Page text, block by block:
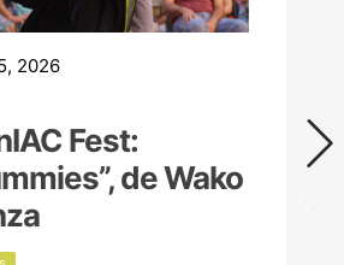
2026
Fest:
de Wako